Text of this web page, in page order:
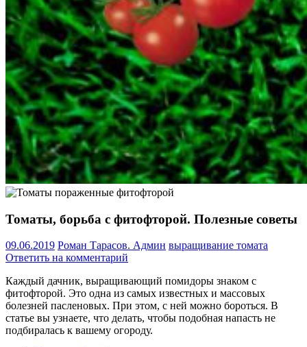
Томаты, борьба с фитофторой. Полезные советы
09.06.2019 Роман Тарасов. Админ выращивание томата
Ответить на комментарий
Каждый дачник, выращивающий помидоры знаком с
фитофторой. Это одна из самых известных и массовых
болезней пасленовых. При этом, с ней можно бороться. В
статье вы узнаете, что делать, чтобы подобная напасть не
подбиралась к вашему огороду.